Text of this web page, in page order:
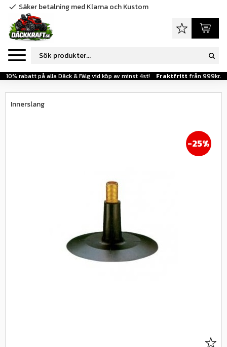
Meny
10% rabatt på alla Däck & Fälg vid köp av minst 4st! Fraktfritt från 999kr.
check Säker betalning med Klarna och Kustom
Favoriter
Innerslang
25%